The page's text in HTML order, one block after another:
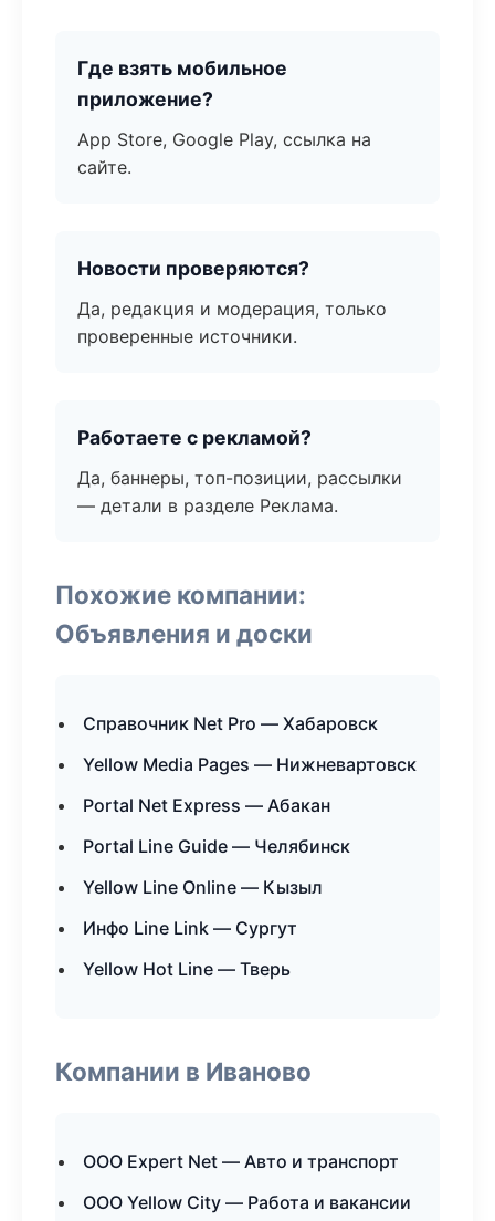
Где взять мобильное
приложение?
App Store, Google Play, ссылка на
сайте.
Новости проверяются?
Да, редакция и модерация, только
проверенные источники.
Работаете с рекламой?
Да, баннеры, топ-позиции, рассылки
— детали в разделе Реклама.
Похожие компании:
Объявления и доски
Справочник Net Pro — Хабаровск
Yellow Media Pages — Нижневартовск
Portal Net Express — Абакан
Portal Line Guide — Челябинск
Yellow Line Online — Кызыл
Инфо Line Link — Сургут
Yellow Hot Line — Тверь
Компании в Иваново
ООО Expert Net — Авто и транспорт
ООО Yellow City — Работа и вакансии